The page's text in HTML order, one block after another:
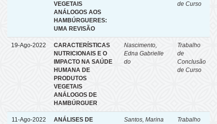
VEGETAIS
ANÁLOGOS AOS
HAMBÚRGUERES:
UMA REVISÃO
de Curso
19-Ago-2022
CARACTERÍSTICAS
NUTRICIONAIS E O
IMPACTO NA SAÚDE
HUMANA DE
PRODUTOS
VEGETAIS
ANÁLOGOS DE
HAMBÚRGUER
Nascimento,
Edna Gabrielle
do
Trabalho
de
Conclusão
de Curso
11-Ago-2022
ANÁLISES DE
Santos, Marina
Trabalho